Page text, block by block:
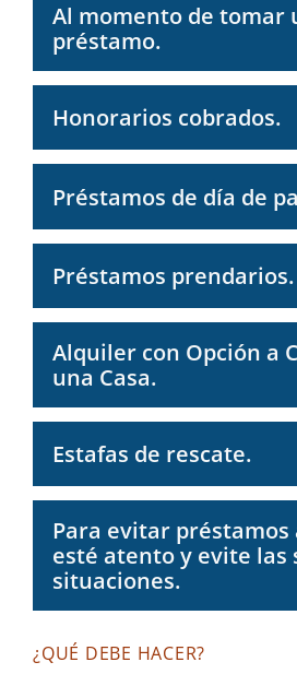
Al momento de tomar
préstamo.
Honorarios cobrados.
Préstamos de día de
Préstamos prendarios.
Alquiler con Opción a
una Casa.
Estafas de rescate.
Para evitar préstamos
esté atento y evite las
situaciones.
¿QUÉ DEBE HACER?